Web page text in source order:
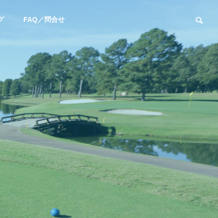
FAQ／問合せ
ユーチューブ
【YouTube】阿部桃子選手と対
決！カリスマフィッター吉田智
によるSteelFiber対決シリーズ第
四弾
お知らせ
新年あけまし
います